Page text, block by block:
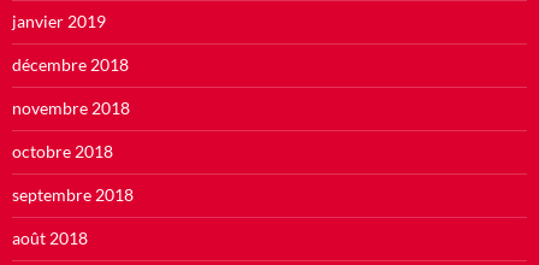
janvier 2019
décembre 2018
novembre 2018
octobre 2018
septembre 2018
août 2018